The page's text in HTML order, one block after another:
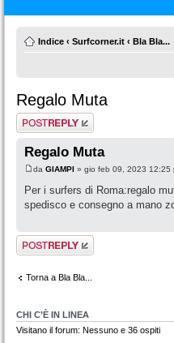
Indice ‹ Surfcorner.it ‹ Bla Bla...
Regalo Muta
Rispondi al
messaggio
Regalo Muta
da GIAMPI » gio feb 09, 2023 12:25
Per i surfers di Roma:regalo
spedisco e consegno a mano
Rispondi al
messaggio
Torna a Bla Bla...
CHI C’È IN LINEA
Visitano il forum: Nessuno e 36 ospiti